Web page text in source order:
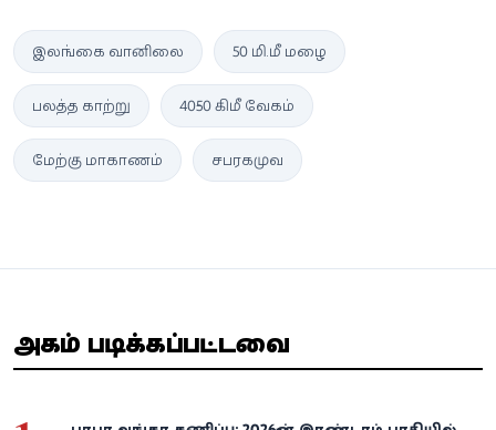
இலங்கை வானிலை 50 மி.மீ மழை
பலத்த காற்று 40-50 கிமீ வேகம்
மேற்கு மாகாணம் சபரகமுவ
அதிகம் படிக்கப்பட்டவை